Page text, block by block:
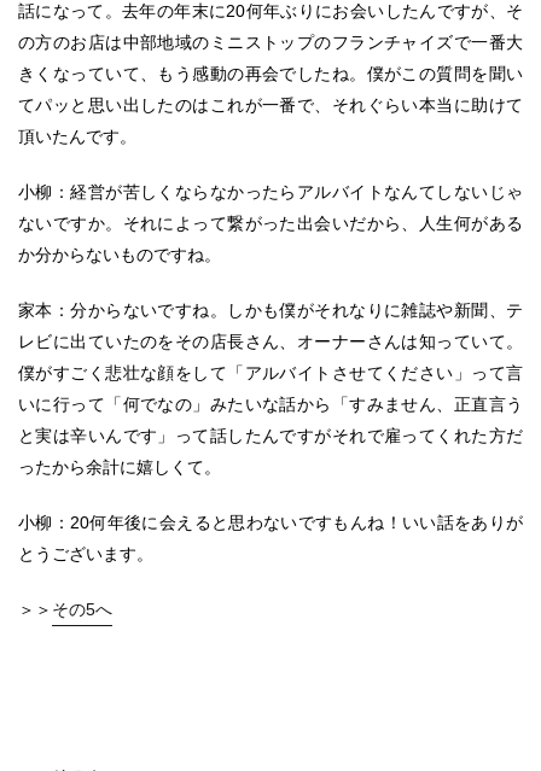
話になって。去年の年末に20何年ぶりにお会いしたんですが、そ
の方のお店は中部地域のミニストップのフランチャイズで一番大
きくなっていて、もう感動の再会でしたね。僕がこの質問を聞い
てパッと思い出したのはこれが一番で、それぐらい本当に助けて
頂いたんです。
小柳：経営が苦しくならなかったらアルバイトなんてしないじゃ
ないですか。それによって繋がった出会いだから、人生何がある
か分からないものですね。
家本：分からないですね。しかも僕がそれなりに雑誌や新聞、テ
レビに出ていたのをその店長さん、オーナーさんは知っていて。
僕がすごく悲壮な顔をして「アルバイトさせてください」って言
いに行って「何でなの」みたいな話から「すみません、正直言う
と実は辛いんです」って話したんですがそれで雇ってくれた方だ
ったから余計に嬉しくて。
小柳：20何年後に会えると思わないですもんね！いい話をありが
とうございます。
＞＞ その5へ